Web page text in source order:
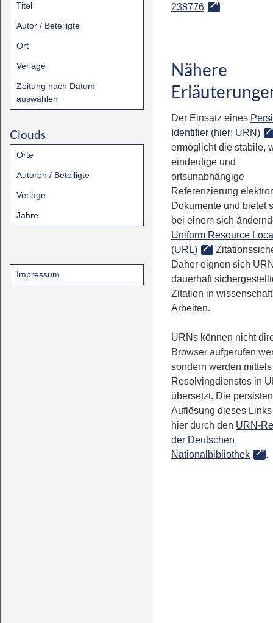
Titel
Autor / Beteiligte
Ort
Verlage
Zeitung nach Datum
auswählen
Clouds
Orte
Autoren / Beteiligte
Verlage
Jahre
Impressum
238776
Nähere
Der Einsatz eines
Identifier (hier: URN)
ermöglicht die stabile,
eindeutige und
ortsunabhängige
Referenzierung
Dokumente und bietet
bei einem sich
Uniform Resource
(URL)
Daher eignen sich
dauerhaft
Zitation in
Arbeiten.
URNs können nicht
Browser aufgerufen
sondern werden
Resolvingdienstes in
übersetzt. Die
Auflösung dieses
hier durch den URN-
der Deutschen
Nationalbibliothek
.